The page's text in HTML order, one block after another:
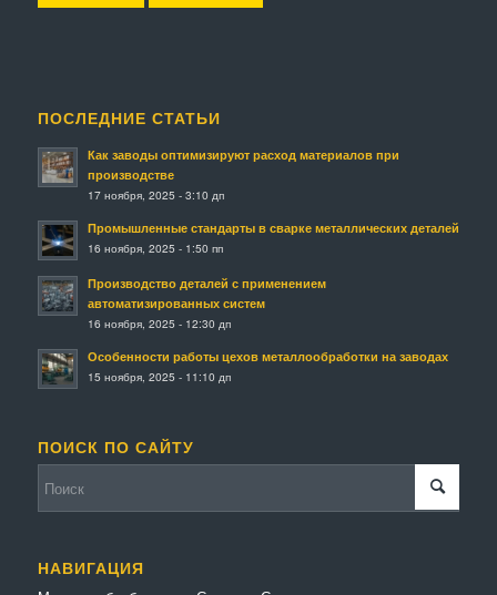
ПОСЛЕДНИЕ СТАТЬИ
Как заводы оптимизируют расход материалов при
производстве
17 ноября, 2025 - 3:10 дп
Промышленные стандарты в сварке металлических деталей
16 ноября, 2025 - 1:50 пп
Производство деталей с применением
автоматизированных систем
16 ноября, 2025 - 12:30 дп
Особенности работы цехов металлообработки на заводах
15 ноября, 2025 - 11:10 дп
ПОИСК ПО САЙТУ
НАВИГАЦИЯ